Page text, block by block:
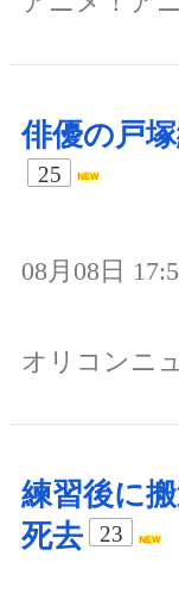
俳優の戸
25
08月08日
オリコンニ
練習後に
死去
23